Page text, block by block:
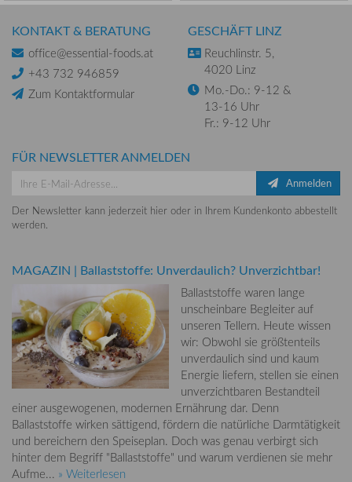
KONTAKT & BERATUNG
office@essential-foods.at
+43 732 946859
Zum Kontaktformular
GESCHÄFT LINZ
Reuchlinstr. 5,
4020 Linz
Mo.-Do.: 9-12 &
13-16 Uhr
Fr.: 9-12 Uhr
FÜR NEWSLETTER ANMELDEN
Anmelden
Der Newsletter kann jederzeit hier oder in Ihrem Kundenkonto abbestellt
werden.
MAGAZIN | Ballaststoffe: Unverdaulich? Unverzichtbar!
Ballaststoffe waren lange
unscheinbare Begleiter auf
unseren Tellern. Heute wissen
wir: Obwohl sie größtenteils
unverdaulich sind und kaum
Energie liefern, stellen sie einen
unverzichtbaren Bestandteil
einer ausgewogenen, modernen Ernährung dar. Denn
Ballaststoffe wirken sättigend, fördern die natürliche Darmtätigkeit
und bereichern den Speiseplan. Doch was genau verbirgt sich
hinter dem Begriff "Ballaststoffe" und warum verdienen sie mehr
Aufme... » Weiterlesen